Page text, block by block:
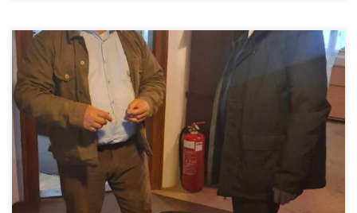
Професор Јован Ђорђевић, многима познат по књизи
„Шарени свет казивања” и причама које је причао на Првом
програму РТС-а, у емисији „Жикина шареница,” посетио је
нашу библиотеку (15. 11). На пропутовању овим делом Србије
свратио је и у Власотинце, са превасходном намером да се
упозна са нашим радом. Упознали смо